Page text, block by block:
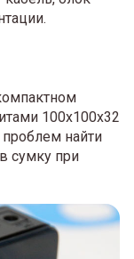
100х100х32
найти
сумку при